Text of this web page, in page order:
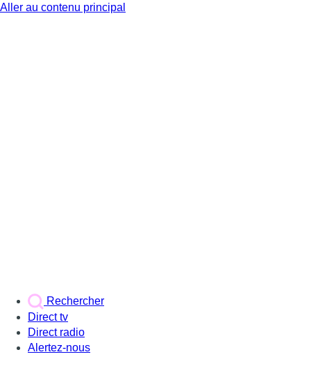
Aller au contenu principal
Rechercher
Direct tv
Direct radio
Alertez-nous